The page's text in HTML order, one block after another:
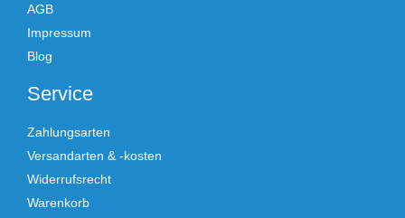
AGB
Impressum
Blog
Service
Zahlungsarten
Versandarten & -kosten
Widerrufsrecht
Warenkorb